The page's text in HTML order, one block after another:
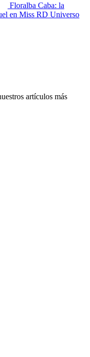
Floralba Caba: la
en Miss RD Universo
artículos más